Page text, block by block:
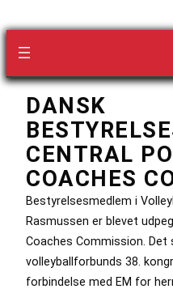
DANSK
CENTRAL
COACHES
Bestyrelsesmedlem i
Rasmussen er blevet
Coaches Commission.
volleyballforbunds 38.
forbindelse med EM for